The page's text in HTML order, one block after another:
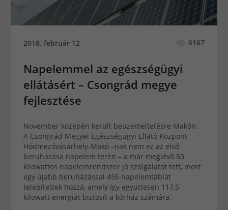
2018. február 12 6167
Napelemmel az egészségügyi
ellátásért – Csongrád megye
fejlesztése
November közepén került beüzemeltetésre Makón.
A Csongrád Megyei Egészségügyi Ellátó Központ
Hódmezővásárhely-Makó –nak nem ez az első
beruházása napelem terén – a már meglévő 50
kilowattos napelemrendszer jó szolgálatot tett, most
egy újabb beruházással 456 napelemtáblát
telepítettek hozzá, amely így együttesen 117,5
kilowatt energiát biztosít a kórház számára.